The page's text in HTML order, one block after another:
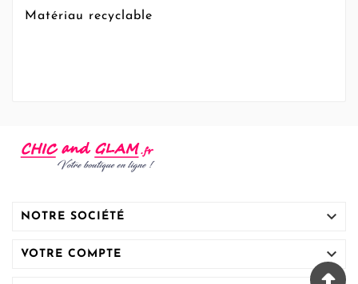
Matériau recyclable
NOTRE SOCIÉTÉ 
VOTRE COMPTE
